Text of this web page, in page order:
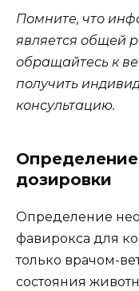
Помните, что
является общей
обращайтесь к
получить
консультацию.
дозировки
Определение
фавирокса для
только врачом-
состояния